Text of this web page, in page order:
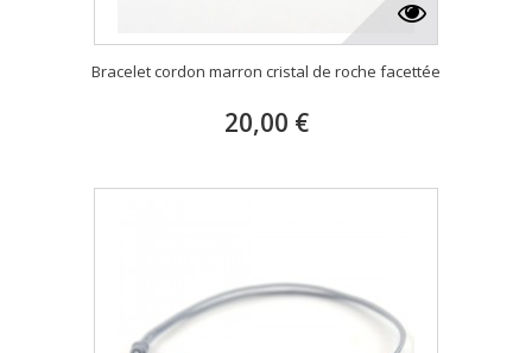
Bracelet cordon marron cristal de roche facettée
20,00 €